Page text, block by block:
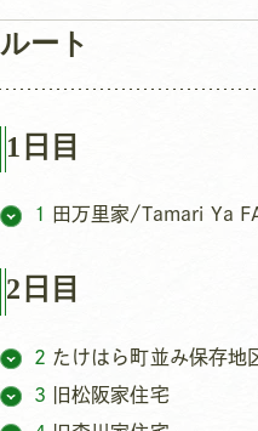
ルート
1日目
1 田万里家/Tamari Ya
2日目
2 たけはら町並み保存地
3
旧松阪家住宅